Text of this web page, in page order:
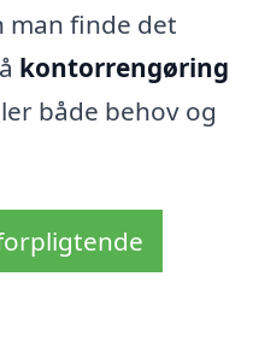
man finde det
kontorrengøring
både behov og